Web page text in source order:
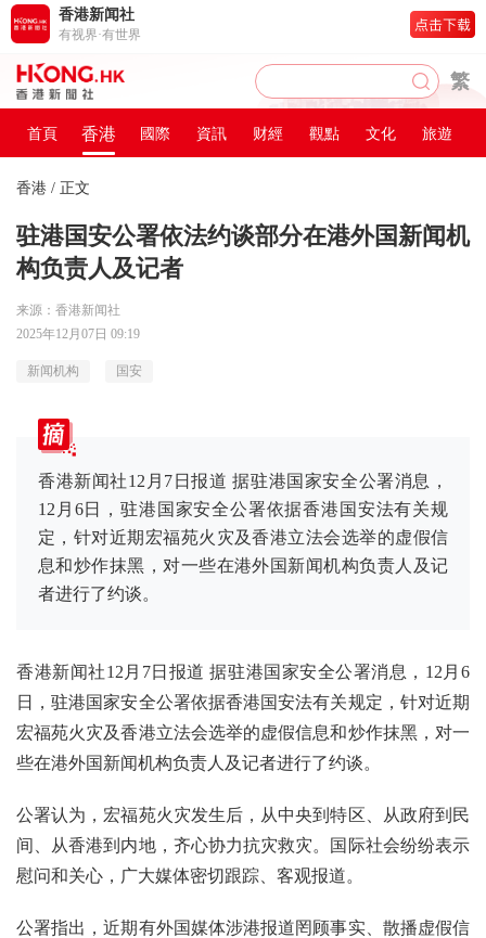
繁
首頁 香港 國際 資訊 财經 觀點 文化 旅遊
香港 / 正文
驻港国安公署依法约谈部分在港外国新闻机
构负责人及记者
来源：香港新闻社
2025年12月07日 09:19
新闻机构 国安
香港新闻社12月7日报道 据驻港国家安全公署消息，
12月6日，驻港国家安全公署依据香港国安法有关规
定，针对近期宏福苑火灾及香港立法会选举的虚假信
息和炒作抹黑，对一些在港外国新闻机构负责人及记
者进行了约谈。
香港新闻社12月7日报道 据驻港国家安全公署消息，12月6
日，驻港国家安全公署依据香港国安法有关规定，针对近期
宏福苑火灾及香港立法会选举的虚假信息和炒作抹黑，对一
些在港外国新闻机构负责人及记者进行了约谈。
公署认为，宏福苑火灾发生后，从中央到特区、从政府到民
间、从香港到内地，齐心协力抗灾救灾。国际社会纷纷表示
慰问和关心，广大媒体密切跟踪、客观报道。
公署指出，近期有外国媒体涉港报道罔顾事实、散播虚假信
香港新闻社
有视界·有世界